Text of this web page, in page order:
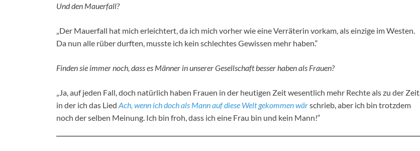
Und den Mauerfall?
„Der Mauerfall hat mich erleichtert, da ich mich vorher wie eine Verräterin vorkam, als einzige im Westen.
Da nun alle rüber durften, musste ich kein schlechtes Gewissen mehr haben.“
Finden sie immer noch, dass es Männer in unserer Gesellschaft besser haben als Frauen?
„Ja, auf jeden Fall, doch natürlich haben Frauen in der heutigen Zeit wesentlich mehr Rechte als zu der Zeit,
in der ich das Lied Ach, wenn ich doch als Mann auf diese Welt gekommen wärschrieb, aber ich bin trotzdem
noch der selben Meinung. Ich bin froh, dass ich eine Frau bin und kein Mann!“